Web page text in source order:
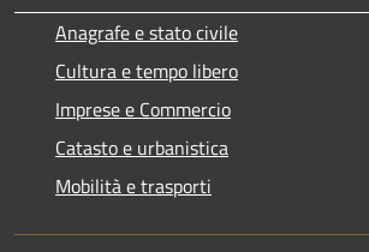
Anagrafe e stato civile
Cultura e tempo libero
Imprese e Commercio
Catasto e urbanistica
Mobilità e trasporti